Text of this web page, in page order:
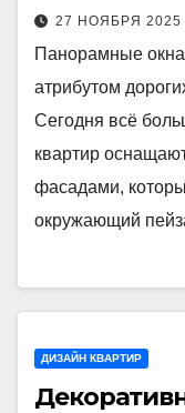
27 НОЯБРЯ 2025
Панорамные
атрибутом
Сегодня всё
квартир
фасадами,
окружающий
ДИЗАЙН КВАРТИР